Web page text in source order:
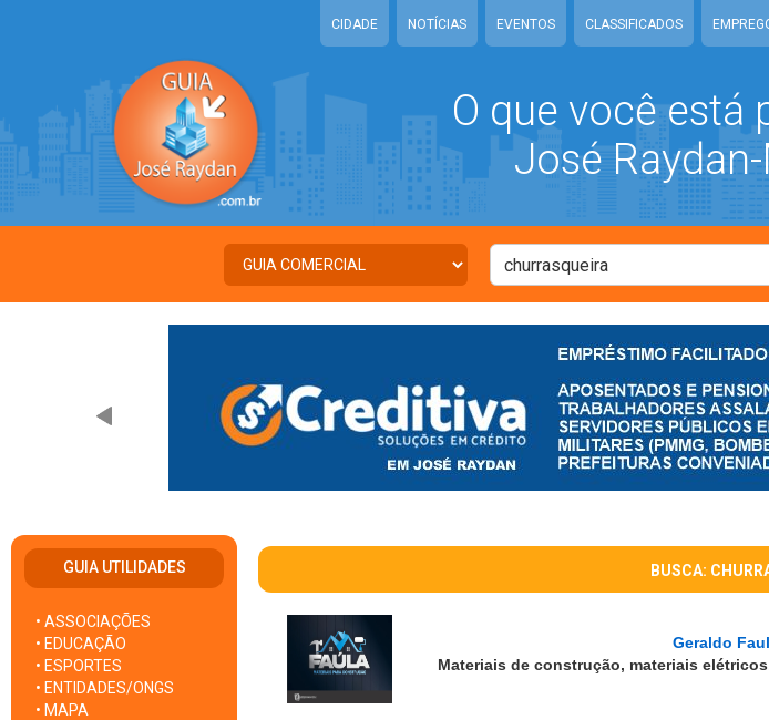
CIDADE NOTÍCIAS EVENTOS CLASSIFICADOS
O que você está
José Raydan-
GUIA UTILIDADES
• ASSOCIAÇÕES
• EDUCAÇÃO
• ESPORTES
• ENTIDADES/ONGS
• MAPA
BUSCA:
Geraldo
Materiais de construção, materiais